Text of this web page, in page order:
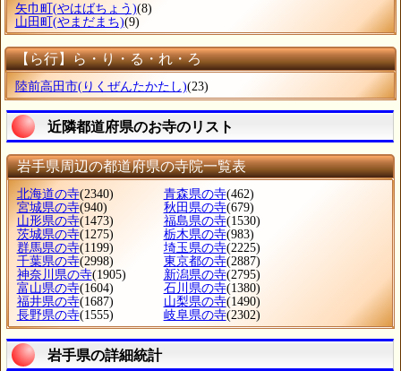
矢巾町(やはばちょう)(8)
山田町(やまだまち)(9)
【ら行】ら・り・る・れ・ろ
陸前高田市(りくぜんたかたし)(23)
近隣都道府県のお寺のリスト
岩手県周辺の都道府県の寺院一覧表
北海道の寺(2340) 青森県の寺(462)
宮城県の寺(940) 秋田県の寺(679)
山形県の寺(1473) 福島県の寺(1530)
茨城県の寺(1275) 栃木県の寺(983)
群馬県の寺(1199) 埼玉県の寺(2225)
千葉県の寺(2998) 東京都の寺(2887)
神奈川県の寺(1905) 新潟県の寺(2795)
富山県の寺(1604) 石川県の寺(1380)
福井県の寺(1687) 山梨県の寺(1490)
長野県の寺(1555) 岐阜県の寺(2302)
岩手県の詳細統計